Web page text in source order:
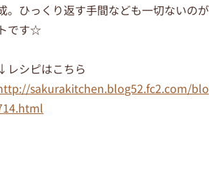
。ひっくり返す手間なども一切ないの
トです☆
↓レシピはこちら
sakurakitchen.blog52.fc2.com/